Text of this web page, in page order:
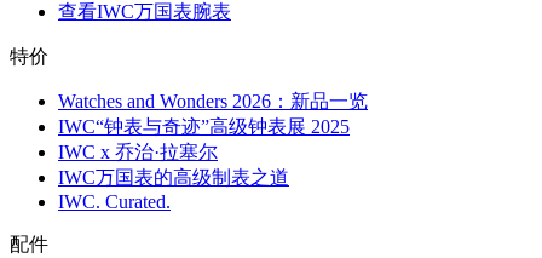
查看IWC万国表腕表
特价
Watches and Wonders 2026：新品一览
IWC“钟表与奇迹”高级钟表展 2025
IWC x 乔治·拉塞尔
IWC万国表的高级制表之道
IWC. Curated.
配件